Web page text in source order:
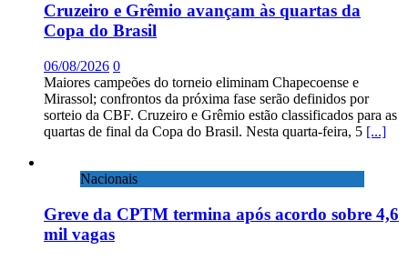
Cruzeiro e Grêmio avançam às quartas da
Copa do Brasil
06/08/2026 0
Maiores campeões do torneio eliminam Chapecoense e
Mirassol; confrontos da próxima fase serão definidos por
sorteio da CBF. Cruzeiro e Grêmio estão classificados para as
quartas de final da Copa do Brasil. Nesta quarta-feira, 5 [...]
Nacionais
Greve da CPTM termina após acordo sobre 4,6
mil vagas